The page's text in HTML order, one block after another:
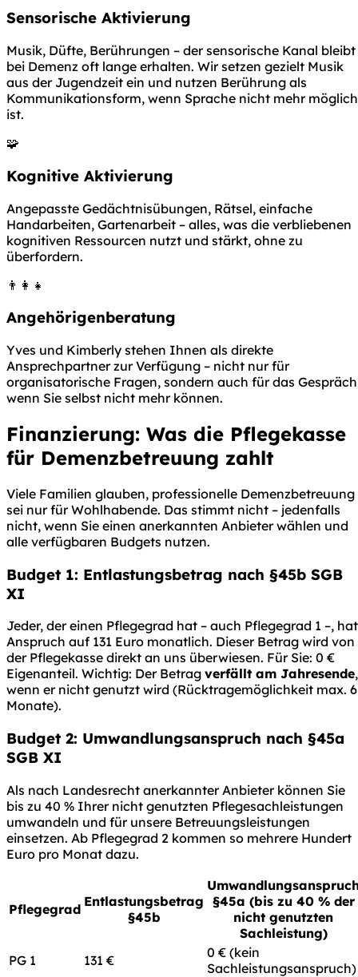
Sensorische Aktivierung
Musik, Düfte, Berührungen – der sensorische Kanal bleibt
bei Demenz oft lange erhalten. Wir setzen gezielt Musik
aus der Jugendzeit ein und nutzen Berührung als
Kommunikationsform, wenn Sprache nicht mehr möglich
ist.
🧩
Kognitive Aktivierung
Angepasste Gedächtnisübungen, Rätsel, einfache
Handarbeiten, Gartenarbeit – alles, was die verbliebenen
kognitiven Ressourcen nutzt und stärkt, ohne zu
überfordern.
👨‍👩‍👧
Angehörigenberatung
Yves und Kimberly stehen Ihnen als direkte
Ansprechpartner zur Verfügung – nicht nur für
organisatorische Fragen, sondern auch für das
wenn Sie selbst nicht mehr können.
Finanzierung: Was die Pflegekasse
für Demenzbetreuung zahlt
Viele Familien glauben, professionelle Demenzbetreuung
sei nur für Wohlhabende. Das stimmt nicht – jedenfalls
nicht, wenn Sie einen anerkannten Anbieter wählen und
alle verfügbaren Budgets nutzen.
Budget 1: Entlastungsbetrag nach §45b SGB
XI
Jeder, der einen Pflegegrad hat – auch Pflegegrad 1 –, hat
Anspruch auf 131 Euro monatlich. Dieser Betrag wird von
der Pflegekasse direkt an uns überwiesen. Für Sie: 0 €
Eigenanteil. Wichtig: Der Betrag verfällt am Jahresende,
wenn er nicht genutzt wird (Rücktragemöglichkeit max. 6
Monate).
Budget 2: Umwandlungsanspruch nach §45a
SGB XI
Als nach Landesrecht anerkannter Anbieter können Sie
bis zu 40 % Ihrer nicht genutzten Pflegesachleistungen
umwandeln und für unsere Betreuungsleistungen
einsetzen. Ab Pflegegrad 2 kommen so mehrere Hundert
Euro pro Monat dazu.
Pflegegrad Entlastungsbetrag
§45b
§45a (bis zu 40 % der
nicht genutzten
Sachleistung)
PG 1
131 €
0 € (kein
Sachleistungsanspruch)